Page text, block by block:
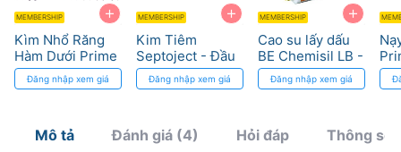
+
MEMBERSHIP
Kìm Nhổ Răng
Hàm Dưới Prime
– Tối ưu thao tác,
bền bỉ trong
Đăng nhập xem giá
+
MEMBERSHIP
Kim Tiêm
Septoject - Đầu
kim 3 mặt vát
giảm đau
Đăng nhập xem giá
+
MEMBERSHIP
Cao su lấy dấu
BE Chemisil LB -
Độ chính xác cao
cho nha khoa
Đăng nhập xem giá
Mô tả Đánh giá (4) Hỏi đáp Thông